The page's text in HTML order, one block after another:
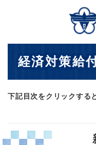
メニ
経済対策給
下記目次をクリックする